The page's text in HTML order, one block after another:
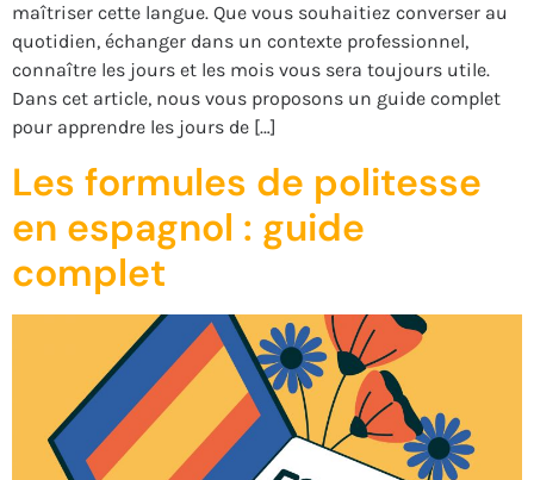
maîtriser cette langue. Que vous souhaitiez converser au
quotidien, échanger dans un contexte professionnel,
connaître les jours et les mois vous sera toujours utile.
Dans cet article, nous vous proposons un guide complet
pour apprendre les jours de […]
Les formules de politesse
en espagnol : guide
complet